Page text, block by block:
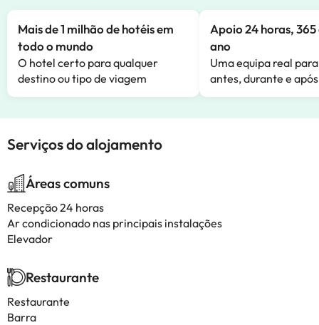
Mais de 1 milhão de hotéis em
todo o mundo
O hotel certo para qualquer
destino ou tipo de viagem
Apoio 24 horas,
ano
Uma equipa real
antes, durante e
Serviços do alojamento
Áreas comuns
Recepção 24 horas
Ar condicionado nas principais instalações
Elevador
Restaurante
Restaurante
Barra